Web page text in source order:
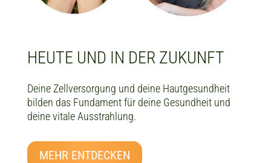
HEUTE UND IN DER ZUKUNFT
Deine Zellversorgung und deine Hautgesundheit
bilden das Fundament für deine Gesundheit und
deine vitale Ausstrahlung.
MEHR ENTDECKEN